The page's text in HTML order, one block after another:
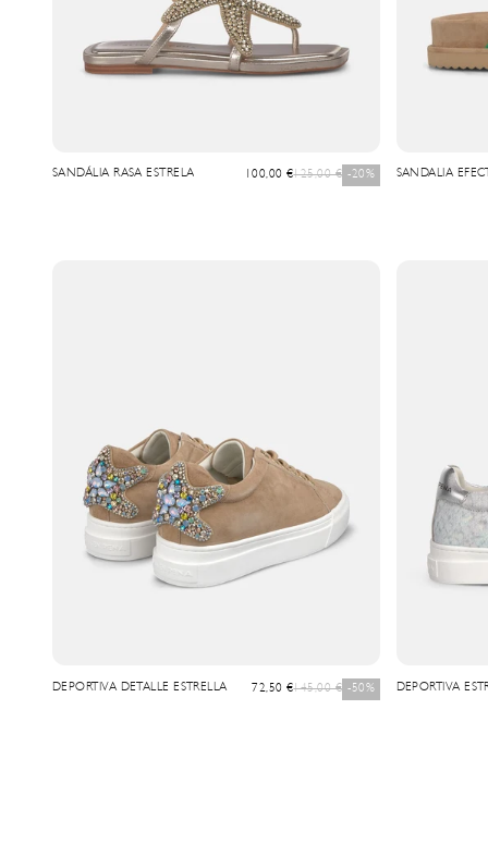
SANDÁLIA RASA ESTRELA Precio de oferta
100,00 €Precio normal
125,00 € -20% SANDALIA
DEPORTIVA DETALLE ESTRELLA Precio de oferta
72,50 €Precio normal
145,00 € -50% DEPORTIVA